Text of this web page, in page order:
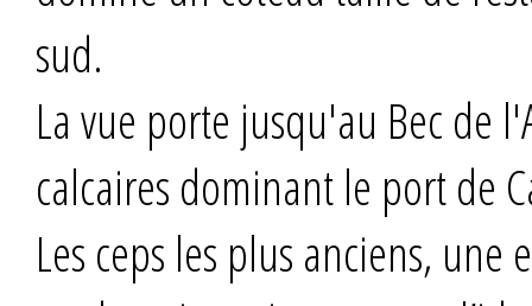
sud.
La vue porte jusqu'au Bec de
calcaires dominant le port de
Les ceps les plus anciens,